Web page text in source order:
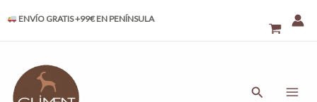
ENVÍO GRATIS +99€ EN PENÍNSULA
Buscar